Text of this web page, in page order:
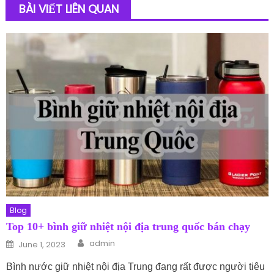
BÀI VIẾT LIÊN QUAN
Blog
Top 10+ bình giữ nhiệt nội địa trung quốc bán chạy
Posted on
June 1, 2023 Author
admin
Bình nước giữ nhiệt nội địa Trung đang rất được người tiêu